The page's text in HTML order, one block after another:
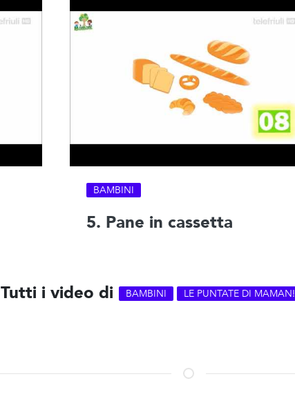
BAMBINI
5. Pane in cassetta
Tutti i video di BAMBINI LE PUNTATE DI MAMAN!